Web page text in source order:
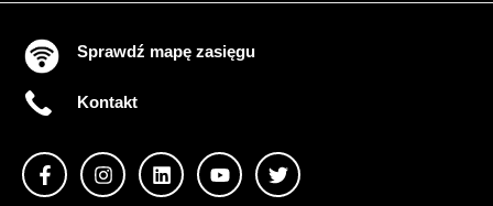
Sprawdź mapę zasięgu
Kontakt